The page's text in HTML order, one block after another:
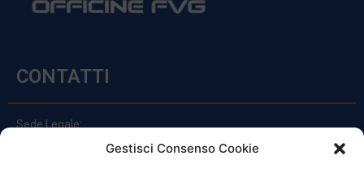
Gestisci Consenso Cookie
CONTATTI
Sede Legale:
Via Principe Di Udine 144